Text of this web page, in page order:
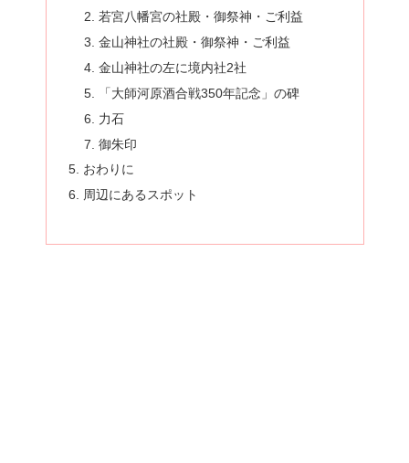
若宮八幡宮の社殿・御祭神・ご利益
金山神社の社殿・御祭神・ご利益
金山神社の左に境内社2社
「大師河原酒合戦350年記念」の碑
力石
御朱印
おわりに
周辺にあるスポット